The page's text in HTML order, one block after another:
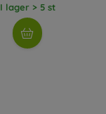
I lager > 5 st